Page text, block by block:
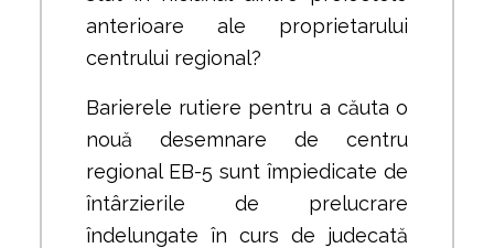
anterioare ale proprietarului
centrului regional?
Barierele rutiere pentru a căuta o
nouă desemnare de centru
regional EB-5 sunt împiedicate de
întârzierile de prelucrare
îndelungate în curs de judecată